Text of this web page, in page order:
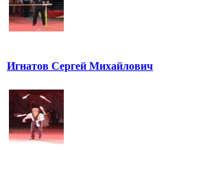
Игнатов Сергей Михайлович